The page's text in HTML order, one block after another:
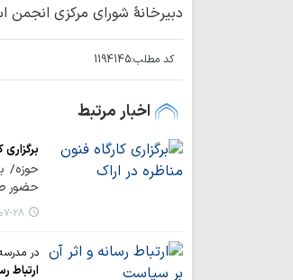
دبیرخانۀ شورای مرکزی انجمن
کد مطلب:1194145
اخبار مرتبط
برگزاری
حوزه/
حضور
۱۴۰۳-
در
ارتباط